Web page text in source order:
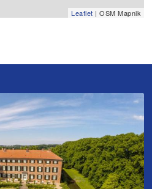
Leaflet | OSM Mapnik